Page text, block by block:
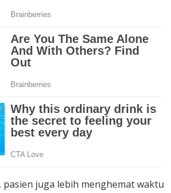
pasien juga lebih menghemat waktu